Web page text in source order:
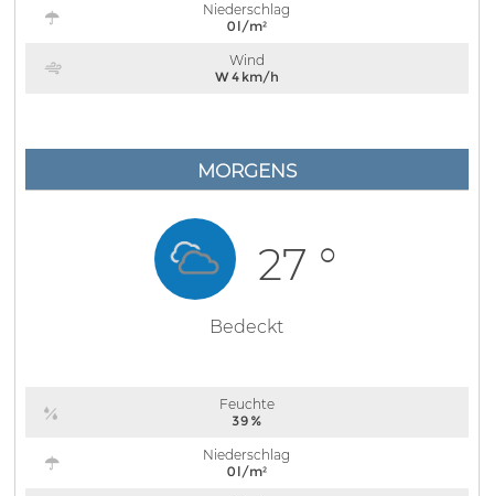
Niederschlag
0 l/m²
Wind
W 4 km/h
MORGENS
27 °
Bedeckt
Feuchte
39 %
Niederschlag
0 l/m²